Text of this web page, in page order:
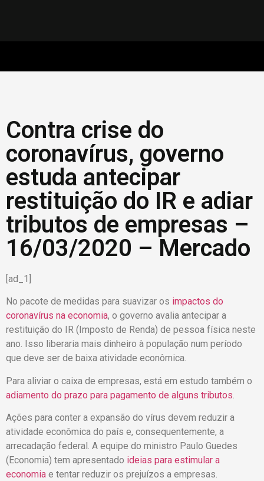
Contra crise do
coronavírus, governo
estuda antecipar
restituição do IR e adiar
tributos de empresas –
16/03/2020 – Mercado
[ad_1]
No pacote de medidas para suavizar os impactos do
coronavírus na economia, o governo avalia antecipar a
restituição do IR (Imposto de Renda) de pessoa física neste
ano. Isso liberaria mais dinheiro à população num período
que deve ser de baixa atividade econômica.
Para aliviar o caixa de empresas, está em estudo também o
adiamento do prazo para pagamento de alguns tributos
Ações para conter a expansão do vírus devem reduzir a
atividade econômica do país e, consequentemente, a
arrecadação federal. A equipe do ministro Paulo Guedes
(Economia) tem apresentado ideias para estimular a
economia e tentar reduzir os prejuízos a empresas.